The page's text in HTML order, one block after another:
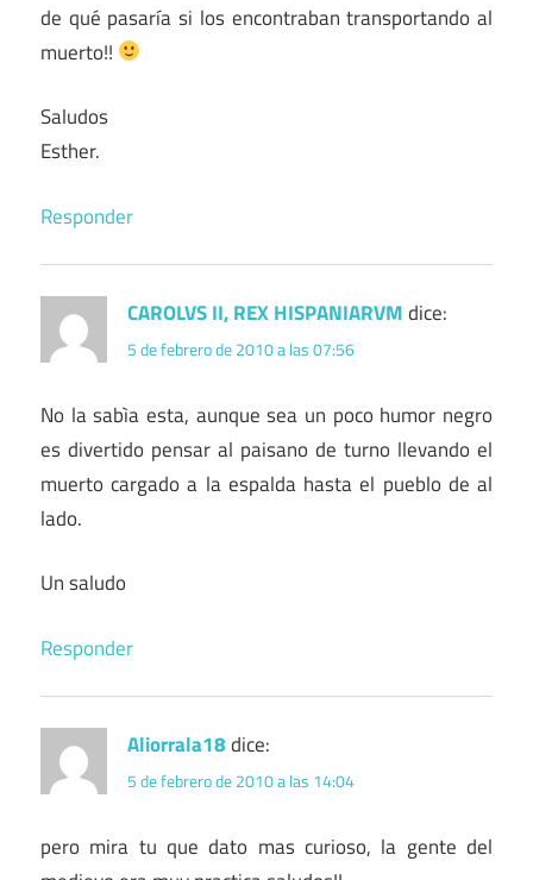
de qué pasaría si los encontraban transportando al
muerto!!
Saludos
Esther.
Responder
CAROLVS II, REX HISPANIARVMdice:
5 de febrero de 2010 a las 07:56
No la sabìa esta, aunque sea un poco humor negro
es divertido pensar al paisano de turno llevando el
muerto cargado a la espalda hasta el pueblo de al
lado.
Un saludo
Responder
Aliorrala18dice:
5 de febrero de 2010 a las 14:04
pero mira tu que dato mas curioso, la gente del